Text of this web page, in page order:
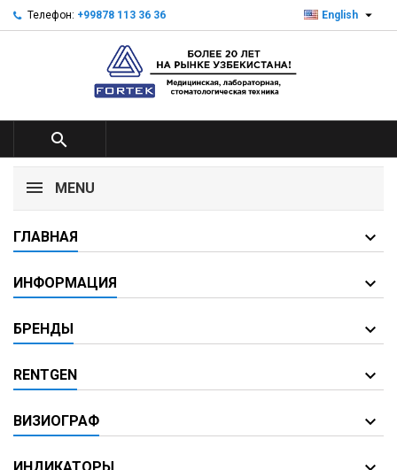
Телефон: +99878 113 36 36 English 

MENU
ГЛАВНАЯ
ИНФОРМАЦИЯ
БРЕНДЫ
RENTGEN
ВИЗИОГРАФ